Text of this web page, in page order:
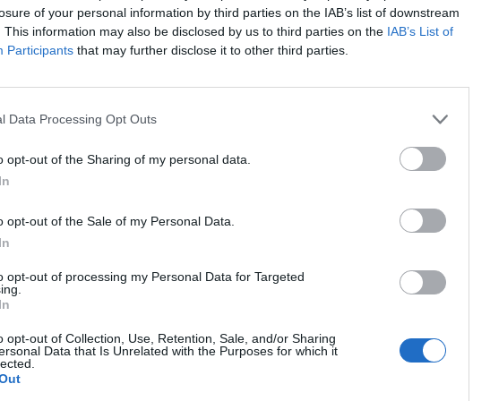
of your personal information by third parties on the IAB’s list of downstream
This information may also be disclosed by us to third parties on the IAB’s List of
Participants that may further disclose it to other third parties.
Data Processing Opt Outs
opt-out of the Sharing of my personal data.
opt-out of the Sale of my Personal Data.
opt-out of processing my Personal Data for Targeted
opt-out of Collection, Use, Retention, Sale, and/or Sharing
Data that Is Unrelated with the Purposes for which it
Boella, un acord a partir del qual es va crear la
Reus, formada per ens públics i privats de la
l'equipament.
en un comunicat, l'Aeroport ha
2019 i ha registrat aquest any 1.040.000
d'octubre: "Aquest increment és el més
asseguren.
d'actualitat
ACTIVAR ARA